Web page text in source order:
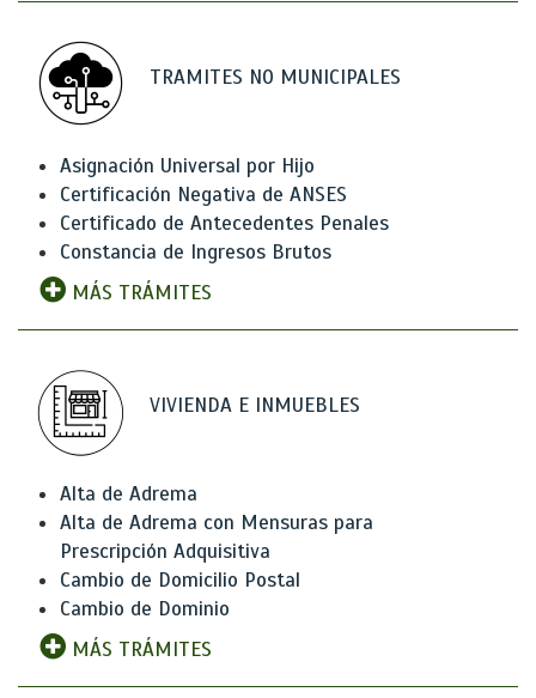
TRAMITES NO MUNICIPALES
Asignación Universal por Hijo
Certificación Negativa de ANSES
Certificado de Antecedentes Penales
Constancia de Ingresos Brutos
MÁS TRÁMITES
VIVIENDA E INMUEBLES
Alta de Adrema
Alta de Adrema con Mensuras para
Prescripción Adquisitiva
Cambio de Domicilio Postal
Cambio de Dominio
MÁS TRÁMITES